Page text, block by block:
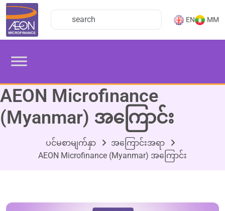
EN MM
AEON Microfinance
(Myanmar) အကြောင်း
ပင်မစာမျက်နှာ
အကြောင်းအရာ
AEON Microfinance (Myanmar) အကြောင်း